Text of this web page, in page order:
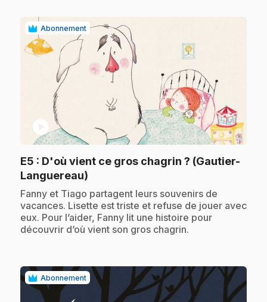
Abonnement
play_circle
E5 : D'où vient ce gros chagrin ? (Gautier-
Languereau)
.Fanny et Tiago partagent leurs souvenirs de
vacances. Lisette est triste et refuse de jouer avec
eux. Pour l’aider, Fanny lit une histoire pour
découvrir d’où vient son gros chagrin.
Abonnement